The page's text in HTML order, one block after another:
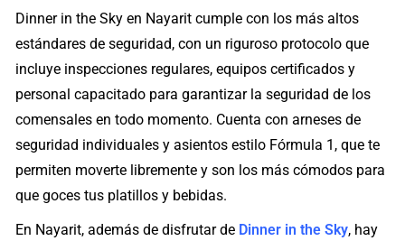
Dinner in the Sky en Nayarit cumple con los más altos
estándares de seguridad, con un riguroso protocolo que
incluye inspecciones regulares, equipos certificados y
personal capacitado para garantizar la seguridad de los
comensales en todo momento. Cuenta con arneses de
seguridad individuales y asientos estilo Fórmula 1, que te
permiten moverte libremente y son los más cómodos para
que goces tus platillos y bebidas.
En Nayarit, además de disfrutar de Dinner in the Sky, hay